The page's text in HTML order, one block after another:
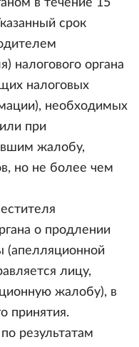
в течение 15
срок
налогового органа
налоговых
необходимых
при
жалобу,
но не более чем
о продлении
(апелляционной
лицу,
жалобу), в
принятия.
результатам